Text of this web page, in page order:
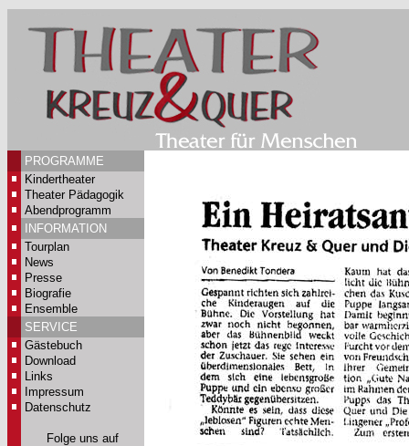
PROGRAMME
Kindertheater
Theater Pädagogik
Abendprogramm
INFORMATION
Tourplan
News
Presse
Biografie
Ensemble
SERVICE
Gästebuch
Download
Links
Impressum
Datenschutz
Folge uns auf